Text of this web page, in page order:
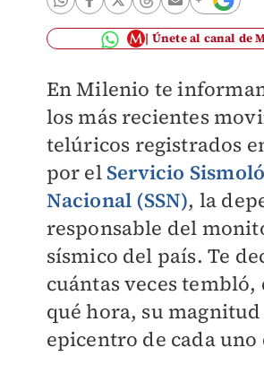
Únete al canal de
EnMilenio te
los más recientes
telúricos registrados
por el Servicio
Nacional (SSN), la
responsable del
sísmico del país. Te
cuántas veces tembló,
qué hora, su
epicentro de cada uno